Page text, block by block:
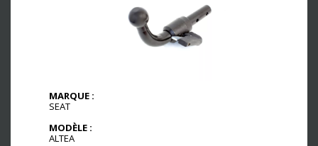
MARQUE :
SEAT
MODÈLE :
ALTEA